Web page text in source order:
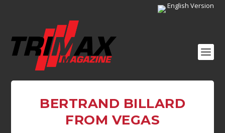
English Version
BERTRAND BILLARD
FROM VEGAS